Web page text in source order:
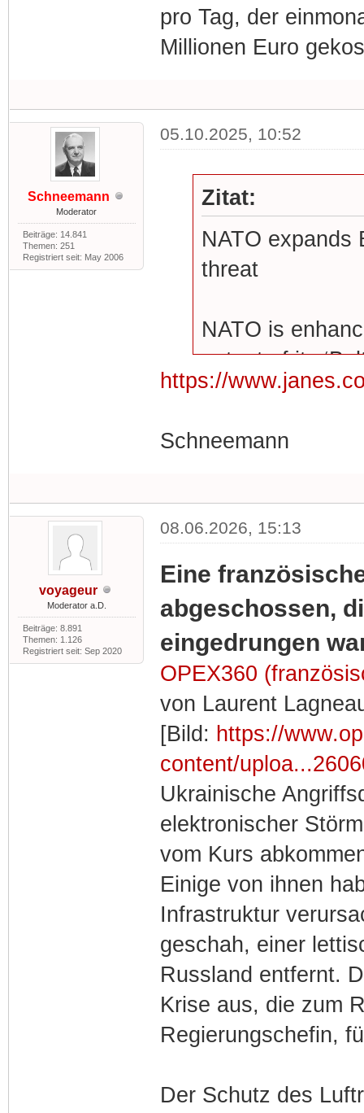
pro Tag, der
Millionen Euro
Schneemann
Moderator
Beiträge: 14.841
Themen: 251
Registriert seit: May 2006
05.10.2025, 10:52
Zitat:
NATO expands
threat
NATO is
output of its
surveillance,
(UASs) to
Last week,
close following
proximity.
deterrence
‘Baltic Sentry'
The
Command
EVA to deal
demonstrated
Copenhagen,
124 Sachsen-
“The presence
for ‘Baltic
cohesion
Abrahamson,
Janes .
NATO will
https://
Schneemann
voyageur
Moderator a.D.
Beiträge: 8.891
Themen: 1.126
Registriert seit: Sep 2020
08.06.2026, 15:13
Eine
abgeschossen,
eingedrungen
OPEX360
von Laurent
[Bild: https://
content/
Ukrainische
elektronischer
vom Kurs
Einige von ihnen
Infrastruktur
geschah, einer
Russland entfernt.
Krise aus, die zum
Regierungschefin,
Der Schutz des